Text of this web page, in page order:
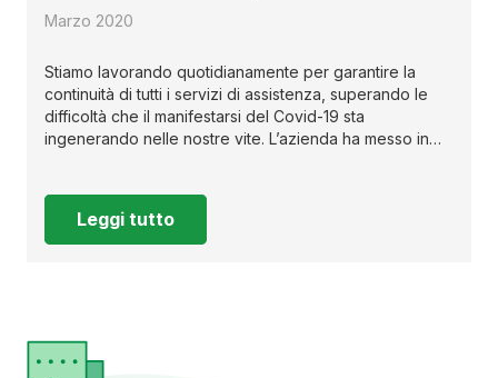
Marzo 2020
Stiamo lavorando quotidianamente per garantire la
continuità di tutti i servizi di assistenza, superando le
difficoltà che il manifestarsi del Covid-19 sta
ingenerando nelle nostre vite. L’azienda ha messo in…
Leggi tutto